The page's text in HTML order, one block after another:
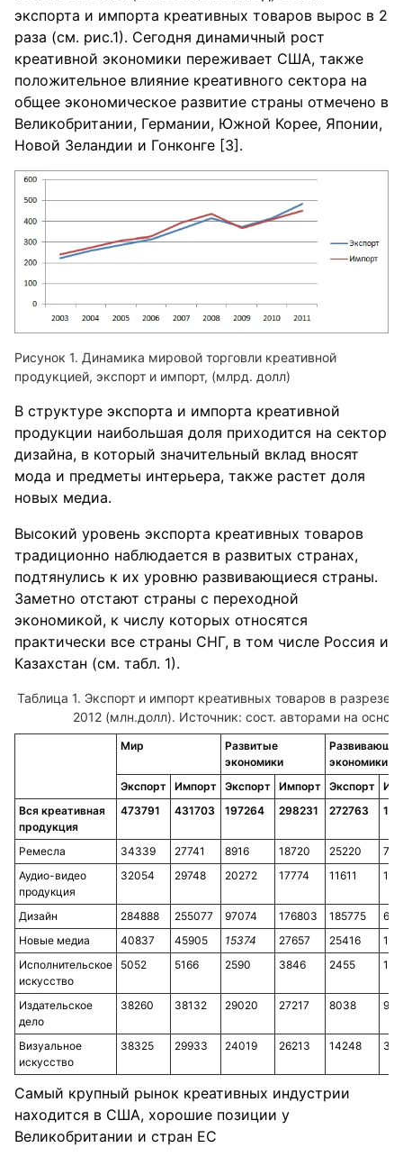
экспорта и импорта креативных товаров вырос в 2
раза (см. рис.1). Сегодня динамичный рост
креативной экономики переживает США, также
положительное влияние креативного сектора на
общее экономическое развитие страны отмечено в
Великобритании, Германии, Южной Корее, Японии,
Новой Зеландии и Гонконге [3].
Динамика мировой торговли креативной
продукцией, экспорт и импорт, (млрд. долл)
В структуре экспорта и импорта креативной
продукции наибольшая доля приходится на сектор
дизайна, в который значительный вклад вносят
мода и предметы интерьера, также растет доля
новых медиа.
Высокий уровень экспорта креативных товаров
традиционно наблюдается в развитых странах,
подтянулись к их уровню развивающиеся страны.
Заметно отстают страны с переходной
экономикой, к числу которых относятся
практически все страны СНГ, в том числе Россия и
Казахстан (см. табл. 1).
Экспорт и импорт креативных товаров в разрезе
2012 (млн.долл). Источник: сост. авторами на
Мир
Развитые
экономики
экономики
Экспорт Импорт Экспорт Импорт Экспорт
Вся креативная
продукция
473791 431703 197264 298231 272763
Ремесла 34339 27741 8916 18720 25220
Аудио-видео
продукция
32054 29748 20272 17774 11611
Дизайн 284888 255077 97074 176803 185775
Новые медиа
40837 45905 15374 27657 25416
Исполнительское
искусство
5052 5166 2590 3846 2455
Издательское
дело
38260 38132 29020 27217 8038
Визуальное
искусство
38325 29933 24019 26213 14248
Самый крупный рынок креативных индустрии
находится в США, хорошие позиции у
Великобритании и стран ЕС